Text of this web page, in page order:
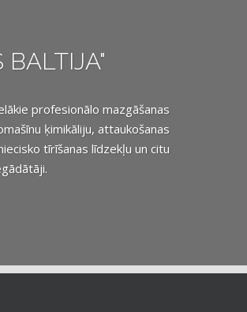
BALTIJA"
profesionālo mazgāšanas
ķimikāliju, attaukošanas
tīrīšanas līdzekļu un citu